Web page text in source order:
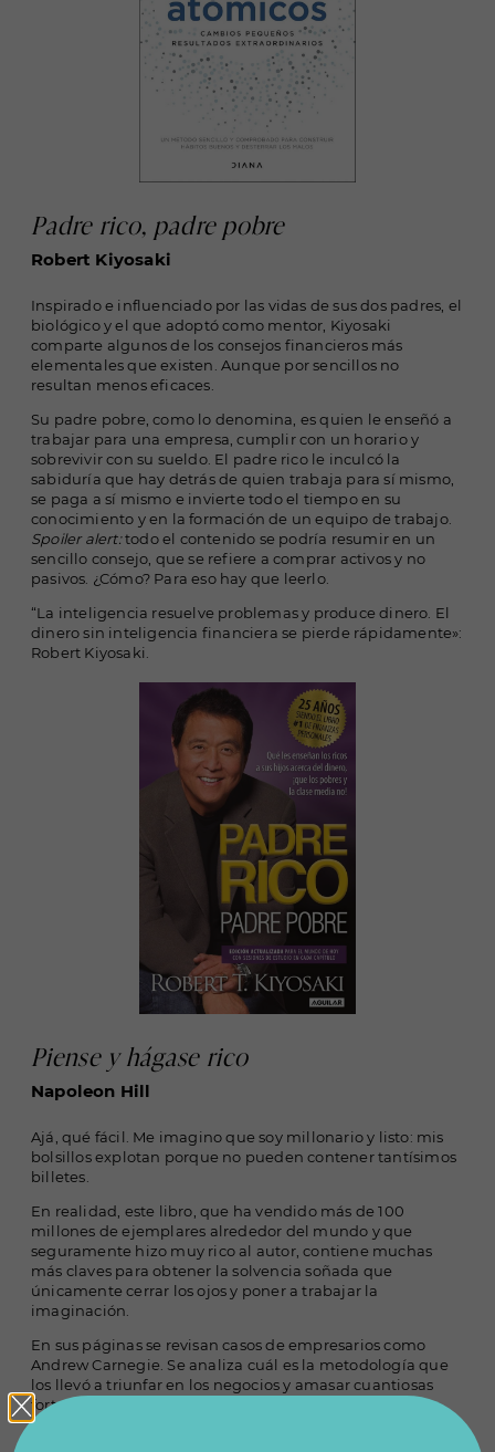
Padre rico, padre pobre
Robert Kiyosaki
Inspirado e influenciado por las vidas de sus dos padres, el
biológico y el que adoptó como mentor, Kiyosaki
comparte algunos de los consejos financieros más
elementales que existen. Aunque por sencillos no
resultan menos eficaces.
Su padre pobre, como lo denomina, es quien le enseñó a
trabajar para una empresa, cumplir con un horario y
sobrevivir con su sueldo. El padre rico le inculcó la
sabiduría que hay detrás de quien trabaja para sí mismo,
se paga a sí mismo e invierte todo el tiempo en su
conocimiento y en la formación de un equipo de trabajo.
Spoiler alert:todo el contenido se podría resumir en un
sencillo consejo, que se refiere a comprar activos y no
pasivos. ¿Cómo? Para eso hay que leerlo.
“La inteligencia resuelve problemas y produce dinero. El
dinero sin inteligencia financiera se pierde rápidamente»:
Robert Kiyosaki.
Piense y hágase rico
Napoleon Hill
Ajá, qué fácil. Me imagino que soy millonario y listo: mis
bolsillos explotan porque no pueden contener tantísimos
billetes.
En realidad, este libro, que ha vendido más de 100
millones de ejemplares alrededor del mundo y que
seguramente hizo muy rico al autor, contiene muchas
más claves para obtener la solvencia soñada que
únicamente cerrar los ojos y poner a trabajar la
imaginación.
En sus páginas se revisan casos de empresarios como
Andrew Carnegie. Se analiza cuál es la metodología que
los llevó a triunfar en los negocios y amasar cuantiosas
fortunas. Pero sí, todo empieza por pensar distinto.
Mindset